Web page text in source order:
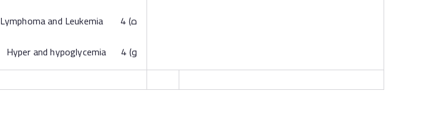
‌ه) 4 Lymphoma and Leukemia
‌و) 4 Hyper and hypoglycemia